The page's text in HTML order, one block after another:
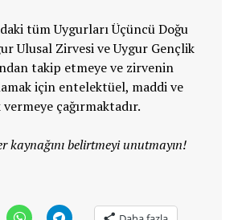
tüm Uygurları Üçüncü Doğu
Ulusal Zirvesi ve Uygur Gençlik
takip etmeye ve zirvenin
için entelektüel, maddi ve
çağırmaktadır.
kaynağını belirtmeyi unutmayın!